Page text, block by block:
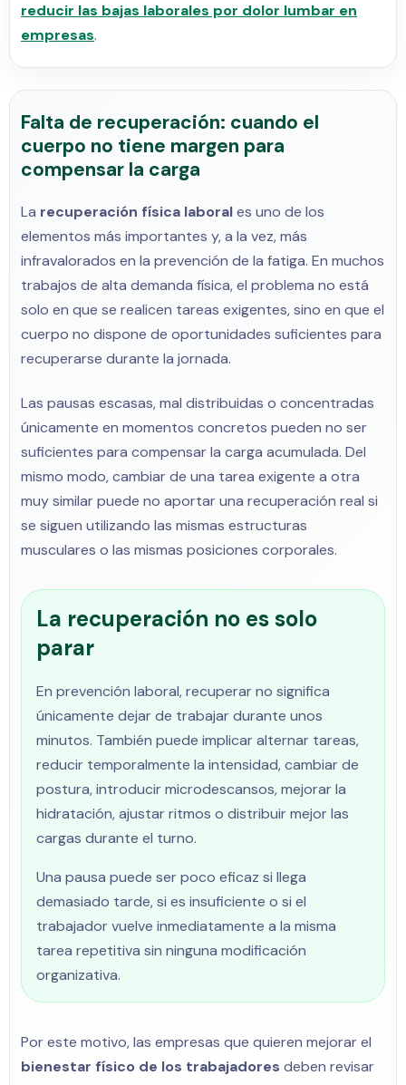
reducir las bajas laborales por dolor lumbar en
empresas.
Falta de recuperación: cuando el
cuerpo no tiene margen para
compensar la carga
La recuperación física laborales uno de los
elementos más importantes y, a la vez, más
infravalorados en la prevención de la fatiga. En muchos
trabajos de alta demanda física, el problema no está
solo en que se realicen tareas exigentes, sino en que el
cuerpo no dispone de oportunidades suficientes para
recuperarse durante la jornada.
Las pausas escasas, mal distribuidas o concentradas
únicamente en momentos concretos pueden no ser
suficientes para compensar la carga acumulada. Del
mismo modo, cambiar de una tarea exigente a otra
muy similar puede no aportar una recuperación real si
se siguen utilizando las mismas estructuras
musculares o las mismas posiciones corporales.
La recuperación no es solo
parar
En prevención laboral, recuperar no significa
únicamente dejar de trabajar durante unos
minutos. También puede implicar alternar tareas,
reducir temporalmente la intensidad, cambiar de
postura, introducir microdescansos, mejorar la
hidratación, ajustar ritmos o distribuir mejor las
cargas durante el turno.
Una pausa puede ser poco eficaz si llega
demasiado tarde, si es insuficiente o si el
trabajador vuelve inmediatamente a la misma
tarea repetitiva sin ninguna modificación
organizativa.
Por este motivo, las empresas que quieren mejorar el
bienestar físico de los trabajadores deben revisar